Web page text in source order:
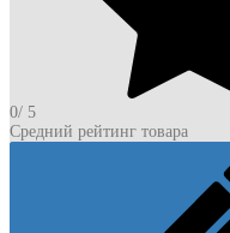
0/ 5
Средний рейтинг товара